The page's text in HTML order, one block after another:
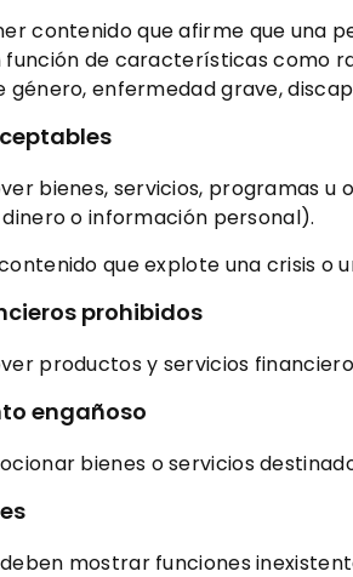
contenido que afirme que una
de características como
género, enfermedad grave,
bienes, servicios, programas
o información personal).
que explote una crisis
prohibidos
productos y servicios
engañoso
bienes o servicios
mostrar funciones